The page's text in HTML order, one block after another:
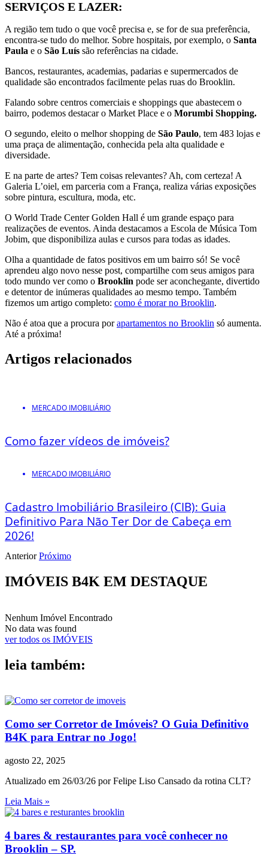
SERVIÇOS E LAZER:
A região tem tudo o que você precisa e, se for de sua preferência,
encontra-se tudo do melhor. Sobre hospitais, por exemplo, o Santa
Paula e o São Luís são referências na cidade.
Bancos, restaurantes, academias, padarias e supermercados de
qualidade são encontrados facilmente pelas ruas do Brooklin.
Falando sobre centros comerciais e shoppings que abastecem o
bairro, podemos destacar o Market Place e o Morumbi Shopping.
O segundo, eleito o melhor shopping de São Paulo, tem 483 lojas e
uma praça de alimentação, conhecida pela alta qualidade e
diversidade.
E na parte de artes? Tem coisas relevantes? Ah, com certeza! A
Galeria L’oiel, em parceria com a França, realiza várias exposições
sobre pintura, escultura, moda, etc.
O World Trade Center Golden Hall é um grande espaço para
realizações de eventos. Ainda destacamos a Escola de Música Tom
Jobim, que disponibiliza aulas e cursos para todas as idades.
Olha a quantidade de fatos positivos em um bairro só! Se você
aprendeu algo novo nesse post, compartilhe com seus amigos para
todo mundo ver como o Brooklin pode ser aconchegante, divertido
e detentor de inúmeras qualidades ao mesmo tempo. Também
fizemos um artigo completo: como é morar no Brooklin.
Não é atoa que a procura porapartamentos no Brooklin só aumenta.
Até a próxima!
Artigos relacionados
MERCADO IMOBILIÁRIO
Como fazer vídeos de imóveis?
MERCADO IMOBILIÁRIO
Cadastro Imobiliário Brasileiro (CIB): Guia
Definitivo Para Não Ter Dor de Cabeça em
2026!
Anterior Próximo
IMÓVEIS B4K EM DESTAQUE
Nenhum Imóvel Encontrado
No data was found
ver todos os IMÓVEIS
leia também:
Como ser Corretor de Imóveis? O Guia Definitivo
B4K para Entrar no Jogo!
agosto 22, 2025
Atualizado em 26/03/26 por Felipe Liso Cansado da rotina CLT?
Leia Mais »
4 bares & restaurantes para você conhecer no
Brooklin – SP.